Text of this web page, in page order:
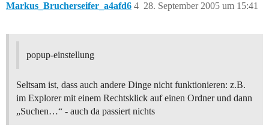
Markus_Brucherseifer_a4afd6 28. September 2005 um 15:41
4
popup-einstellung
Seltsam ist, dass auch andere Dinge nicht funktionieren: z.B.
im Explorer mit einem Rechtsklick auf einen Ordner und dann
„Suchen…“ - auch da passiert nichts